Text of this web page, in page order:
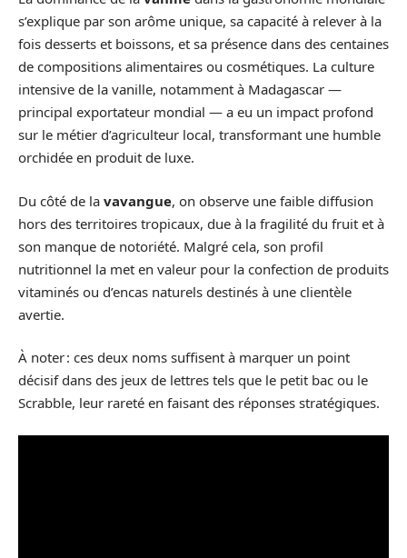
s’explique par son arôme unique, sa capacité à relever à la
fois desserts et boissons, et sa présence dans des centaines
de compositions alimentaires ou cosmétiques. La culture
intensive de la vanille, notamment à Madagascar —
principal exportateur mondial — a eu un impact profond
sur le métier d’agriculteur local, transformant une humble
orchidée en produit de luxe.
Du côté de la vavangue, on observe une faible diffusion
hors des territoires tropicaux, due à la fragilité du fruit et à
son manque de notoriété. Malgré cela, son profil
nutritionnel la met en valeur pour la confection de produits
vitaminés ou d’encas naturels destinés à une clientèle
avertie.
À noter : ces deux noms suffisent à marquer un point
décisif dans des jeux de lettres tels que le petit bac ou le
Scrabble, leur rareté en faisant des réponses stratégiques.